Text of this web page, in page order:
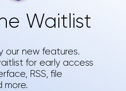
Waitlist
our new features.
for early access
RSS, file
more.